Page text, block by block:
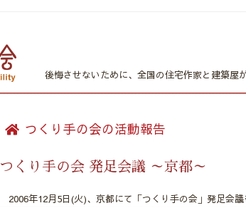
後悔させないために、全国の住宅作家と建築屋
つくり手の会の活動報告
つくり手の会 発足会議 ～京都～
2006年12月5日(火)、京都にて「つくり手の会」発足会議